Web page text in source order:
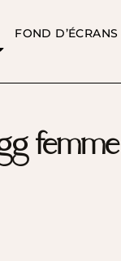
FOND D’ÉCRANS
femme